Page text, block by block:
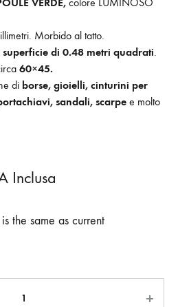
Morbido al tatto.
di 0.48 metri quadrati.
60×45.
di borse, gioielli, cinturini per
sandali, scarpe e molto
Inclusa
the same as current